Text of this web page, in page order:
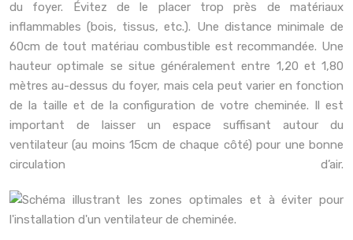
du foyer. Évitez de le placer trop près de matériaux
inflammables (bois, tissus, etc.). Une distance minimale de
60cm de tout matériau combustible est recommandée. Une
hauteur optimale se situe généralement entre 1,20 et 1,80
mètres au-dessus du foyer, mais cela peut varier en fonction
de la taille et de la configuration de votre cheminée. Il est
important de laisser un espace suffisant autour du
ventilateur (au moins 15cm de chaque côté) pour une bonne
circulation d’air.